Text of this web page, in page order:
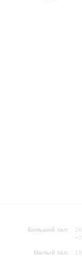
Большой зал:
Малый зал: